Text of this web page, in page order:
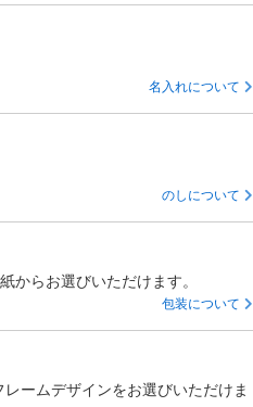
名入れについて
のしについて
からお選びいただけます。
包装について
レームデザインをお選びいただけま